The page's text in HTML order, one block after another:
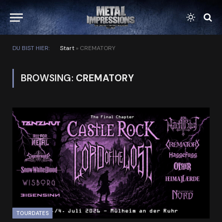
DU BIST HIER: Start » CREMATORY
BROWSING: CREMATORY
TOURDATES